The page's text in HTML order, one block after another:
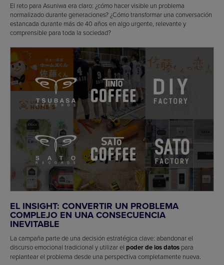
El reto para Asuniwa era claro: ¿cómo hacer visible un problema
normalizado durante generaciones? ¿Cómo transformar una conversación
estancada durante más de 40 años en algo urgente, relevante y
comprensible para toda la sociedad?
EL INSIGHT: CONVERTIR UN PROBLEMA
COMPLEJO EN UNA CONSECUENCIA
INEVITABLE
La campaña parte de una decisión estratégica clave: abandonar el
discurso emocional tradicional y utilizar el poder de los datos para
replantear el problema desde una perspectiva completamente nueva.